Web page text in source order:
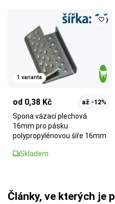
1 varianta
od 0,38 Kč až -12%
Spona vázací plechová
16mm pro pásku
polypropylénovou šíře 16mm
Skladem
Články, ve kterých je